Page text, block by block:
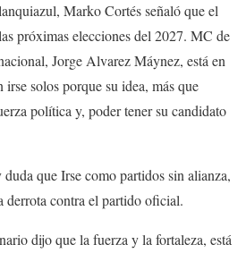
Marko Cortés señaló que el
próximas elecciones del 2027. MC de
Jorge Alvarez Máynez, está en
solos porque su idea, más que
política y, poder tener su candidato
que Irse como partidos sin alianza,
derrota contra el partido oficial.
dijo que la fuerza y la fortaleza, está